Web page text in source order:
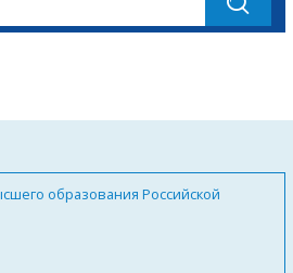
образования Российской